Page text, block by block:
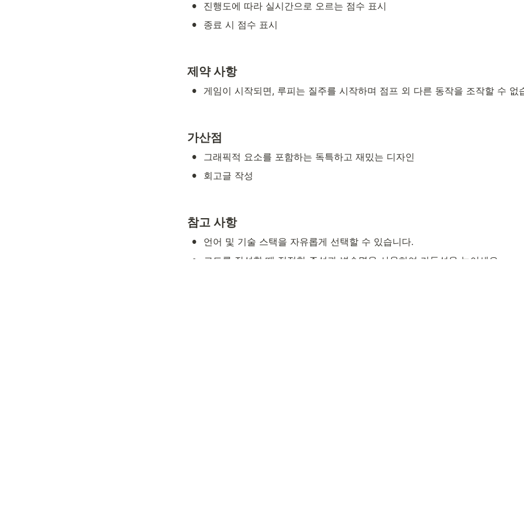
• 진행도에 따라 실시간으로 오르는 점수 표시
• 종료 시 점수 표시
제약 사항
• 게임이 시작되면, 루피는 질주를 시작하며 점프 외 다른 동작을 조작할 수 없
가산점
• 그래픽적 요소를 포함하는 독특하고 재밌는 디자인
• 회고글 작성
참고 사항
• 언어 및 기술 스택을 자유롭게 선택할 수 있습니다.
• 코드를 작성할 때 적절한 주석과 변수명을 사용하여 가독성을 높이세요.